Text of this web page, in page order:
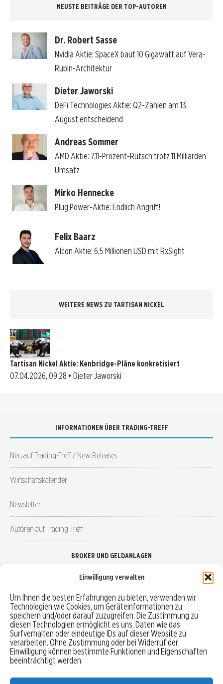
Einwilligung verwalten
Um Ihnen die besten Erfahrungen zu bieten, verwenden wir
Technologien wie Cookies, um Geräteinformationen zu
speichern und/oder darauf zuzugreifen. Die Zustimmung zu
diesen Technologien ermöglicht es uns, Daten wie das
Surfverhalten oder eindeutige IDs auf dieser Website zu
verarbeiten. Ohne Zustimmung oder bei Widerruf der
Einwilligung können bestimmte Funktionen und Eigenschaften
beeinträchtigt werden.
NEUSTE BEITRÄGE DER TOP-AUTOREN
Dr. Robert Sasse
Nvidia Aktie: SpaceX baut 10 Gigawatt auf Vera-
Rubin-Architektur
Dieter Jaworski
DeFi Technologies Aktie: Q2-Zahlen am 13.
August entscheidend
Andreas Sommer
AMD Aktie: 7,11-Prozent-Rutsch trotz 11 Milliarden
Umsatz
Mirko Hennecke
Plug Power-Aktie: Endlich Angriff!
Felix Baarz
Alcon Aktie: 6,5 Millionen USD mit RxSight
WEITERE NEWS ZU TARTISAN NICKEL
Tartisan Nickel Aktie: Kenbridge-Pläne konkretisiert
07.04.2026, 09:28 • Dieter Jaworski
INFORMATIONEN ÜBER TRADING-TREFF
Neu auf Trading-Treff / New Releases
Wirtschaftskalender
Newsletter
Autoren auf Trading-Treff
BROKER UND GELDANLAGEN
Robo-Advisor vergleichen
Depotvergleich
Festgeld vergleichen
Tagesgeld vergleichen